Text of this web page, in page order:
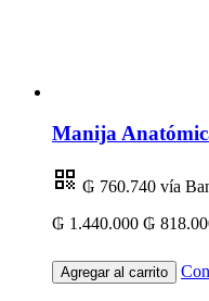
Manija
₲ 760.740 vía
₲ 1.440.000 ₲
Agregar al carrito